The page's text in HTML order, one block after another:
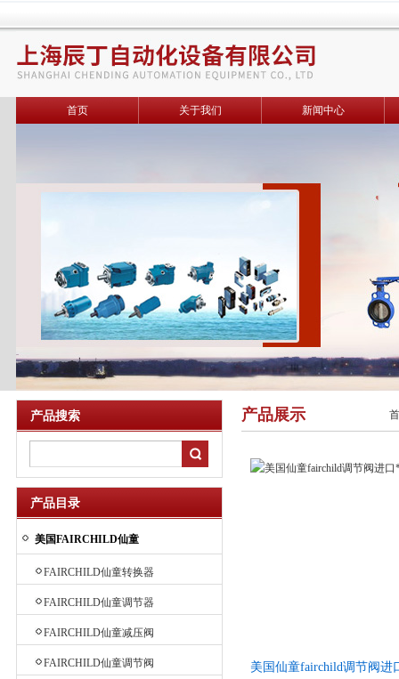
首页 关于我们 新闻中心
产品搜索
产品目录
美国FAIRCHILD仙童
FAIRCHILD仙童转换器
FAIRCHILD仙童调节器
FAIRCHILD仙童减压阀
FAIRCHILD仙童调节阀
产品展示
美国仙童fairchild调节阀进